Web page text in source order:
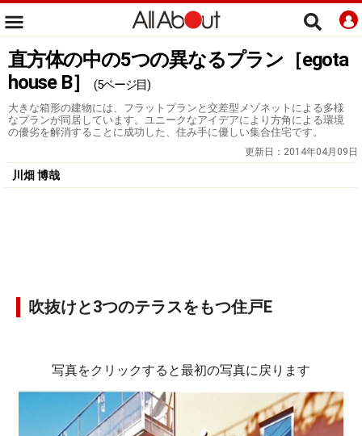
直方体の中の5つの異なるプラン［egota
house B］
(5ページ目)
大きな箱形の建物には、フラットプランと交差型メゾネットによる多様
なプランが同居しています。ユニークなアイデアにより方角による環境
の優劣を解消することに成功した、住み手に優しい集合住宅です。
更新日： 2014年04月09日
川畑 博哉
吹抜けと3つのテラスをもつ住戸E
写真をクリックすると最初の写真に戻ります